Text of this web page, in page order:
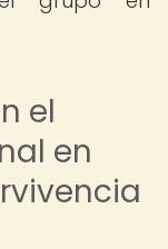
el
en